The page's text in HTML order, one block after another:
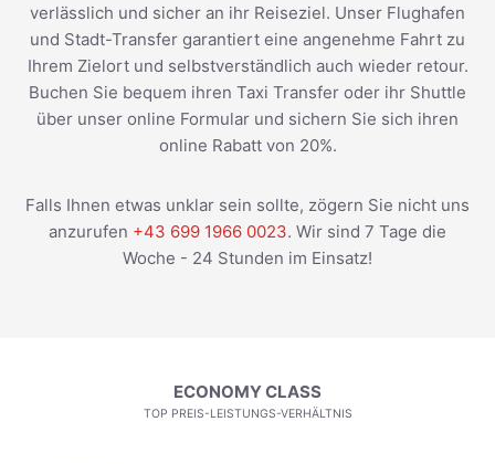
verlässlich und sicher an ihr Reiseziel. Unser Flughafen
und Stadt-Transfer garantiert eine angenehme Fahrt zu
Ihrem Zielort und selbstverständlich auch wieder retour.
Buchen Sie bequem ihren Taxi Transfer oder ihr Shuttle
über unser online Formular und sichern Sie sich ihren
online Rabatt von 20%.
Falls Ihnen etwas unklar sein sollte, zögern Sie nicht uns
anzurufen +43 699 1966 0023. Wir sind 7 Tage die
Woche - 24 Stunden im Einsatz!
ECONOMY CLASS
TOP PREIS-LEISTUNGS-VERHÄLTNIS